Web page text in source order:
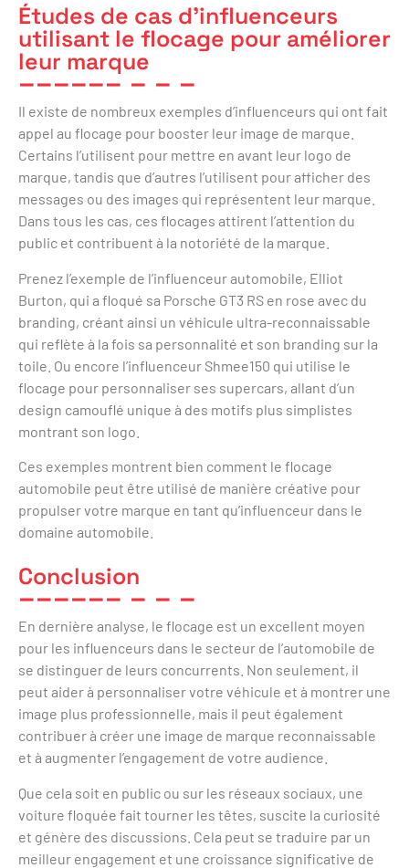
Études de cas d’influenceurs
utilisant le flocage pour améliorer
leur marque
Il existe de nombreux exemples d’influenceurs qui ont fait
appel au flocage pour booster leur image de marque.
Certains l’utilisent pour mettre en avant leur logo de
marque, tandis que d’autres l’utilisent pour afficher des
messages ou des images qui représentent leur marque.
Dans tous les cas, ces flocages attirent l’attention du
public et contribuent à la notoriété de la marque.
Prenez l’exemple de l’influenceur automobile, Elliot
Burton, qui a floqué sa Porsche GT3 RS en rose avec du
branding, créant ainsi un véhicule ultra-reconnaissable
qui reflète à la fois sa personnalité et son branding sur la
toile. Ou encore l’influenceur Shmee150 qui utilise le
flocage pour personnaliser ses supercars, allant d’un
design camouflé unique à des motifs plus simplistes
montrant son logo.
Ces exemples montrent bien comment le flocage
automobile peut être utilisé de manière créative pour
propulser votre marque en tant qu’influenceur dans le
domaine automobile.
Conclusion
En dernière analyse, le flocage est un excellent moyen
pour les influenceurs dans le secteur de l’automobile de
se distinguer de leurs concurrents. Non seulement, il
peut aider à personnaliser votre véhicule et à montrer une
image plus professionnelle, mais il peut également
contribuer à créer une image de marque reconnaissable
et à augmenter l’engagement de votre audience.
Que cela soit en public ou sur les réseaux sociaux, une
voiture floquée fait tourner les têtes, suscite la curiosité
et génère des discussions. Cela peut se traduire par un
meilleur engagement et une croissance significative de